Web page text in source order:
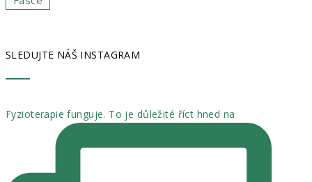
SLEDUJTE NÁŠ INSTAGRAM
Fyzioterapie funguje. To je důležité říct hned na